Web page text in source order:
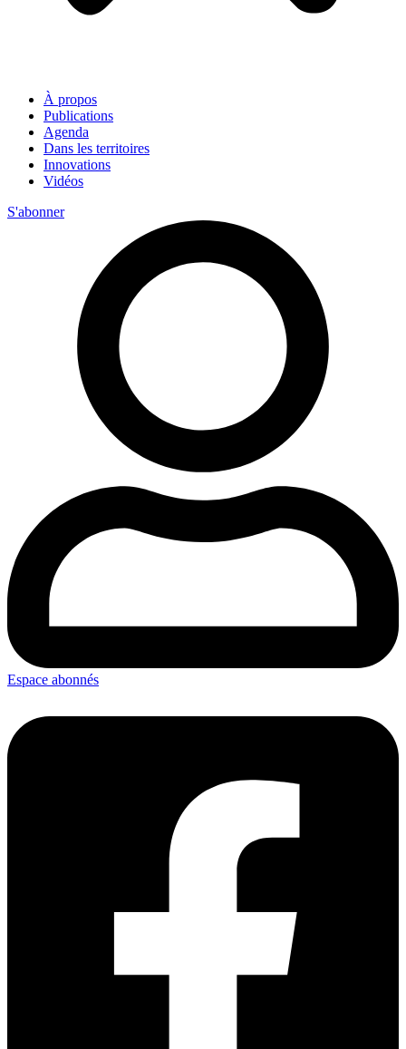
À propos
Publications
Agenda
Dans les territoires
Innovations
Vidéos
S'abonner
Espace abonnés